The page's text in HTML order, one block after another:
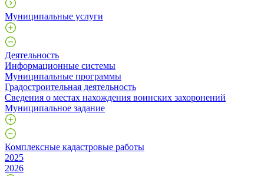
Муниципальные услуги
Деятельность
Информационные системы
Муниципальные программы
Градостроительная деятельность
Сведения о местах нахождения воинских захоронений
Муниципальное задание
Комплексные кадастровые работы
2025
2026